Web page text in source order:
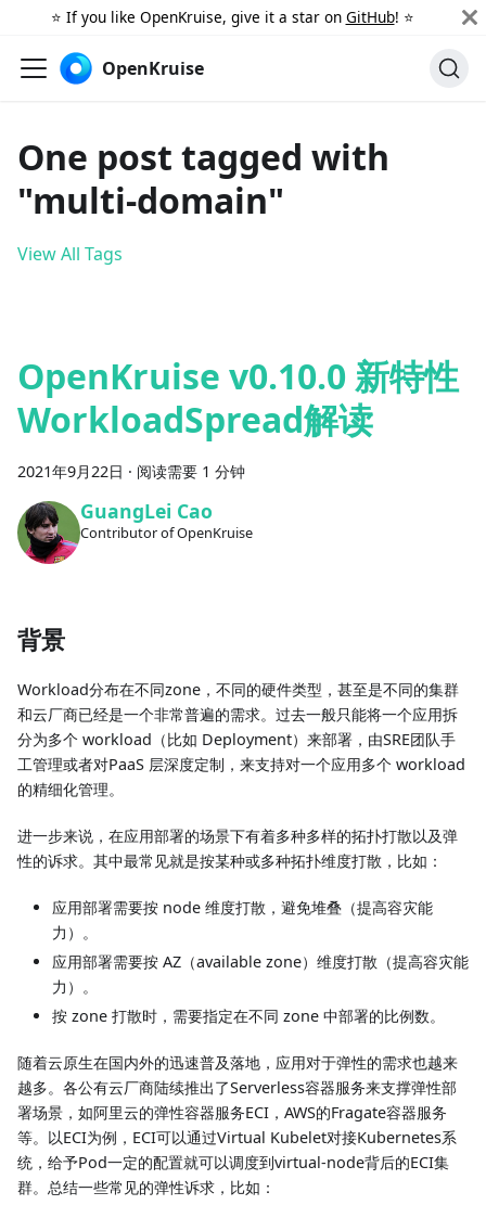
⭐️ If you like OpenKruise, give it a star on GitHub! ⭐️
OpenKruise
One post tagged with
"multi-domain"
View All Tags
OpenKruise v0.10.0 新特性
WorkloadSpread解读
2021年9月22日 · 阅读需要 1 分钟
GuangLei Cao
Contributor of OpenKruise
背景
Workload分布在不同zone，不同的硬件类型，甚至是不同的集群
和云厂商已经是一个非常普遍的需求。过去一般只能将一个应用拆
分为多个 workload（比如 Deployment）来部署，由SRE团队手
工管理或者对PaaS 层深度定制，来支持对一个应用多个 workload
的精细化管理。
进一步来说，在应用部署的场景下有着多种多样的拓扑打散以及弹
性的诉求。其中最常见就是按某种或多种拓扑维度打散，比如：
应用部署需要按 node 维度打散，避免堆叠（提高容灾能
力）。
应用部署需要按 AZ（available zone）维度打散（提高容灾能
力）。
按 zone 打散时，需要指定在不同 zone 中部署的比例数。
随着云原生在国内外的迅速普及落地，应用对于弹性的需求也越来
越多。各公有云厂商陆续推出了Serverless容器服务来支撑弹性部
署场景，如阿里云的弹性容器服务ECI，AWS的Fragate容器服务
等。以ECI为例，ECI可以通过Virtual Kubelet对接Kubernetes系
统，给予Pod一定的配置就可以调度到virtual-node背后的ECI集
群。总结一些常见的弹性诉求，比如：